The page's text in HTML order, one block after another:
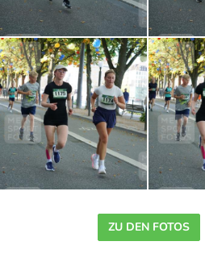
ZU DEN FOTOS